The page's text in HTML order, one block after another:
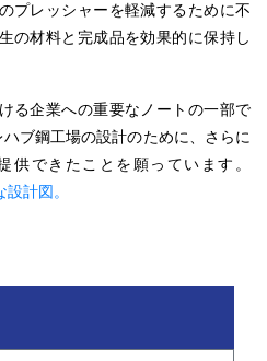
プレッシャーを軽減するために不
の材料と完成品を効果的に保持し
る企業への重要なノートの一部で
ブ鋼工場の設計のために、さらに
供できたことを願っています。
計図。